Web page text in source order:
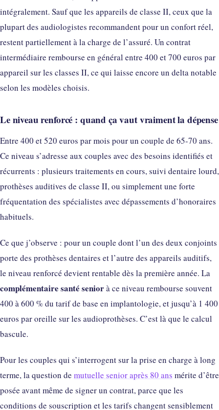
intégralement. Sauf que les appareils de classe II, ceux que la
plupart des audiologistes recommandent pour un confort réel,
restent partiellement à la charge de l’assuré. Un contrat
intermédiaire rembourse en général entre 400 et 700 euros par
appareil sur les classes II, ce qui laisse encore un delta notable
selon les modèles choisis.
Le niveau renforcé : quand ça vaut vraiment la dépense
Entre 400 et 520 euros par mois pour un couple de 65-70 ans.
Ce niveau s’adresse aux couples avec des besoins identifiés et
récurrents : plusieurs traitements en cours, suivi dentaire lourd,
prothèses auditives de classe II, ou simplement une forte
fréquentation des spécialistes avec dépassements d’honoraires
habituels.
Ce que j’observe : pour un couple dont l’un des deux conjoints
porte des prothèses dentaires et l’autre des appareils auditifs,
le niveau renforcé devient rentable dès la première année. La
complémentaire santé seniorà ce niveau rembourse souvent
400 à 600 % du tarif de base en implantologie, et jusqu’à 1 400
euros par oreille sur les audioprothèses. C’est là que le calcul
bascule.
Pour les couples qui s’interrogent sur la prise en charge à long
terme, la question de mutuelle senior après 80 ans mérite d’être
posée avant même de signer un contrat, parce que les
conditions de souscription et les tarifs changent sensiblement